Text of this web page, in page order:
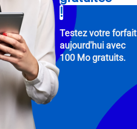
To
in
!
Testez votre forfait
aujourd'hui avec
100 Mo gratuits.